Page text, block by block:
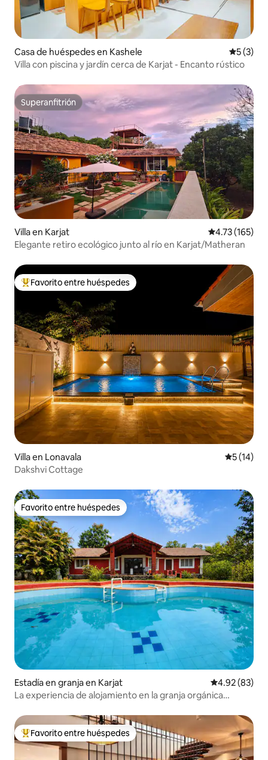
Casa de huéspedes en Kashele
5 (3)
Villa con piscina y jardín cerca de Karjat - Encanto rústico
Superanfitrión
Superanfitrión
Villa en Karjat Calificación
4.73 (165)
Elegante retiro ecológico junto al río en Karjat/Matheran
Favorito entre huéspedes preferido
Favorito entre huéspedes
Villa en Lonavala
5 (14)
Dakshvi Cottage
Favorito entre huéspedes
Favorito entre huéspedes
Estadía en granja en Karjat Calificación
4.92 (83)
La experiencia de alojamiento en la granja orgánica
Favorito entre huéspedes preferido
Favorito entre huéspedes